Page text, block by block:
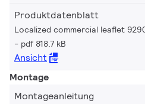
Produktdatenblatt
Localized commercial leaflet
pdf 818.7 kB
Ansicht
Montage
Montageanleitung